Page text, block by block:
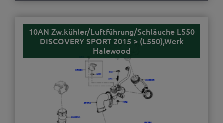
10AN Zw.kühler/Luftführung/Schläuche L550
DISCOVERY SPORT 2015 > (L550),Werk
Halewood